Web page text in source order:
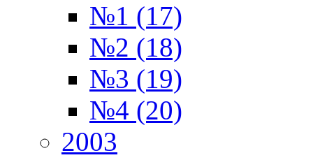
№1 (17)
№2 (18)
№3 (19)
№4 (20)
2003